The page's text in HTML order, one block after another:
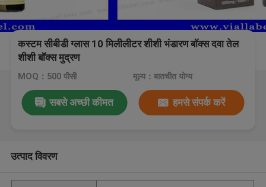
कस्टम सीबीडी ग्लास 10 मिलीलीटर शीशी भंडारण बॉक्स दवा तेल
शीशी बॉक्स मुद्रण
MOQ：500 पीसी मूल्य：बातचीत योग्य
सबसे अच्छी कीमत हमसे संपर्क करें
उत्पाद विवरण